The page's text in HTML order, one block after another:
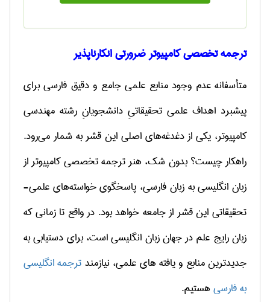
ترجمه تخصصی کامپیوترضرورتی انکارناپذیر
متأسفانه عدم وجود منابع علمی جامع و دقیق فارسی برای
پیشبرد اهداف علمی تحقیقاتیِ دانشجویانِ رشته مهندسی
کامپیوتر، یکی از دغدغه‌های اصلی این قشر به شمار می‌رود.
راهکار چیست؟ بدون شک، هنر ترجمه تخصصی کامپیوتر از
زبان انگلیسی به زبان فارسی، پاسخگوی خواسته‌های علمی-
تحقیقاتی این قشر از جامعه خواهد بود. در واقع تا زمانی که
زبان رایج علم در جهان زبان انگلیسی است، برای دستیابی به
جدیدترین منابع و یافته های علمی، نیازمندترجمه انگلیسی
به فارسیهستیم.